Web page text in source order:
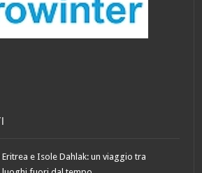
Eritrea e Isole Dahlak: un viaggio tra